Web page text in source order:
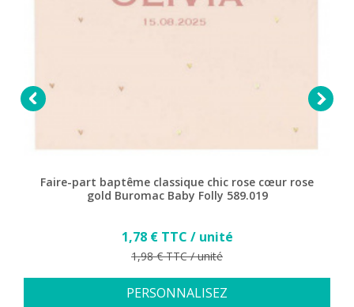

Faire-part baptême classique chic rose cœur rose
gold Buromac Baby Folly 589.019
Prix
1,78 € TTC / unité
Prix de base
1,98 € TTC / unité
PERSONNALISEZ
